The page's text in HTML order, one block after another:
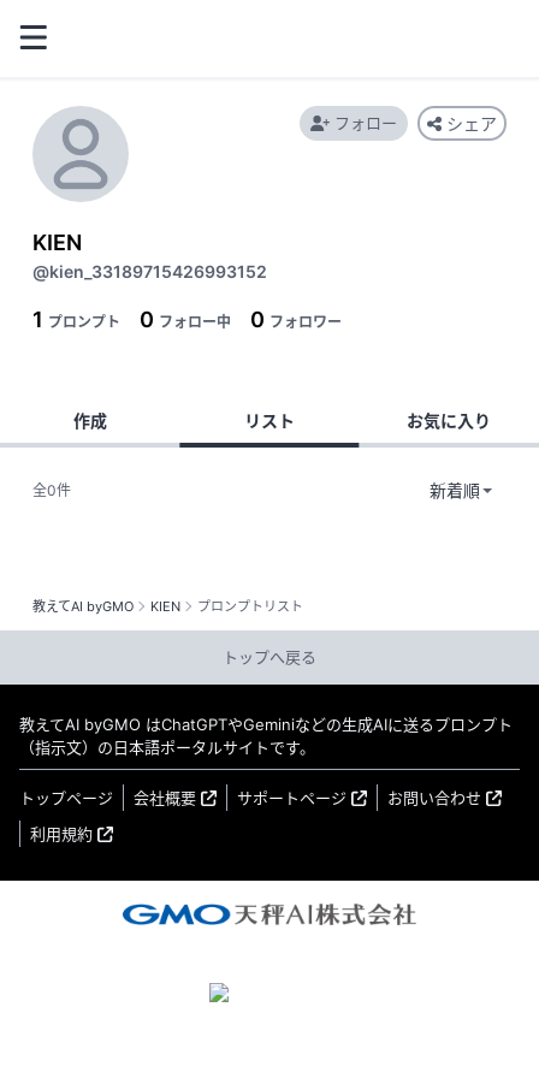
教えてAI byGMO KIEN プロンプトリスト
KIEN
@kien_33189715426993152
1 プロンプト 0 フォロー中 0 フォロワー
フォロー シェア
作成 リスト お気に入り
全0件
トップへ戻る
教えてAI byGMO はChatGPTやGeminiなどの生成AIに送るプロンプト
（指示文）の日本語ポータルサイトです。
トップページ 会社概要 サポートページ
お問い合わせ
利用規約